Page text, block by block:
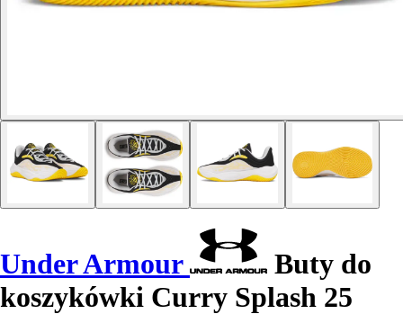
Under Armour
Buty do
koszykówki Curry Splash 25